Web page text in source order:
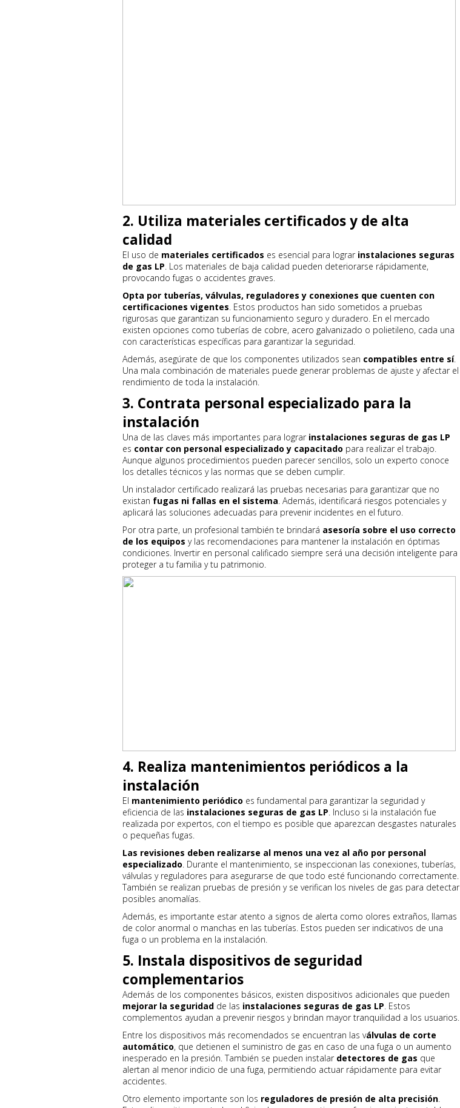
2. Utiliza materiales certificados y de alta
calidad
El uso de materiales certificados es esencial para lograr instalaciones seguras
de gas LP. Los materiales de baja calidad pueden deteriorarse rápidamente,
provocando fugas o accidentes graves.
Opta por tuberías, válvulas, reguladores y conexiones que cuenten con
certificaciones vigentes. Estos productos han sido sometidos a pruebas
rigurosas que garantizan su funcionamiento seguro y duradero. En el mercado
existen opciones como tuberías de cobre, acero galvanizado o polietileno, cada una
con características específicas para garantizar la seguridad.
Además, asegúrate de que los componentes utilizados sean compatibles entre sí.
Una mala combinación de materiales puede generar problemas de ajuste y afectar el
rendimiento de toda la instalación.
3. Contrata personal especializado para la
instalación
Una de las claves más importantes para lograr instalaciones seguras de gas LP
es contar con personal especializado y capacitado para realizar el trabajo.
Aunque algunos procedimientos pueden parecer sencillos, solo un experto conoce
los detalles técnicos y las normas que se deben cumplir.
Un instalador certificado realizará las pruebas necesarias para garantizar que no
existan fugas ni fallas en el sistema. Además, identificará riesgos potenciales y
aplicará las soluciones adecuadas para prevenir incidentes en el futuro.
Por otra parte, un profesional también te brindará asesoría sobre el uso correcto
de los equipos y las recomendaciones para mantener la instalación en óptimas
condiciones. Invertir en personal calificado siempre será una decisión inteligente para
proteger a tu familia y tu patrimonio.
4. Realiza mantenimientos periódicos a la
instalación
El mantenimiento periódico es fundamental para garantizar la seguridad y
eficiencia de las instalaciones seguras de gas LP. Incluso si la instalación fue
realizada por expertos, con el tiempo es posible que aparezcan desgastes naturales
o pequeñas fugas.
Las revisiones deben realizarse al menos una vez al año por personal
especializado. Durante el mantenimiento, se inspeccionan las conexiones, tuberías,
válvulas y reguladores para asegurarse de que todo esté funcionando correctamente.
También se realizan pruebas de presión y se verifican los niveles de gas para detectar
posibles anomalías.
Además, es importante estar atento a signos de alerta como olores extraños, llamas
de color anormal o manchas en las tuberías. Estos pueden ser indicativos de una
fuga o un problema en la instalación.
5. Instala dispositivos de seguridad
complementarios
Además de los componentes básicos, existen dispositivos adicionales que pueden
mejorar la seguridad de las instalaciones seguras de gas LP. Estos
complementos ayudan a prevenir riesgos y brindan mayor tranquilidad a los usuarios.
Entre los dispositivos más recomendados se encuentran las válvulas de corte
automático, que detienen el suministro de gas en caso de una fuga o un aumento
inesperado en la presión. También se pueden instalar detectores de gas que
alertan al menor indicio de una fuga, permitiendo actuar rápidamente para evitar
accidentes.
Otro elemento importante son los reguladores de presión de alta precisión.